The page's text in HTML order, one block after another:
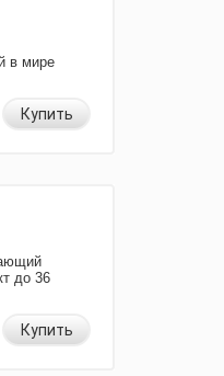
в мире
Купить
до 36
Купить